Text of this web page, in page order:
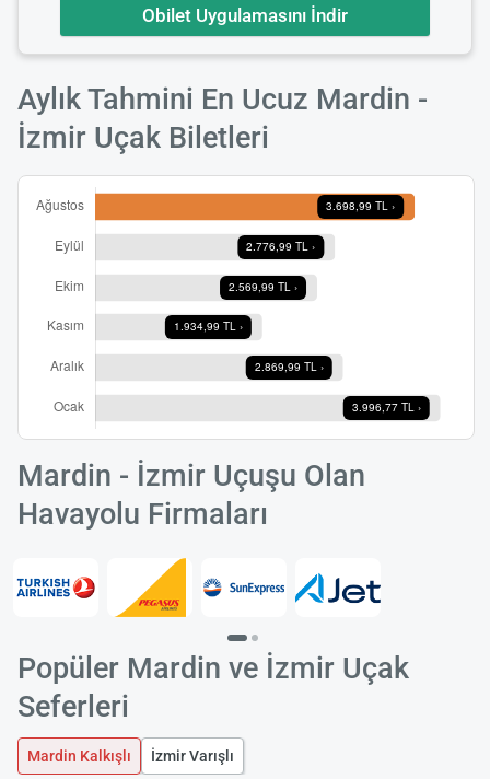
Obilet Uygulamasını İndir
Aylık Tahmini En Ucuz Mardin -
İzmir Uçak Biletleri
Mardin - İzmir Uçuşu Olan
Havayolu Firmaları
Popüler Mardin ve İzmir Uçak
Seferleri
Mardin Kalkışlı İzmir Varışlı